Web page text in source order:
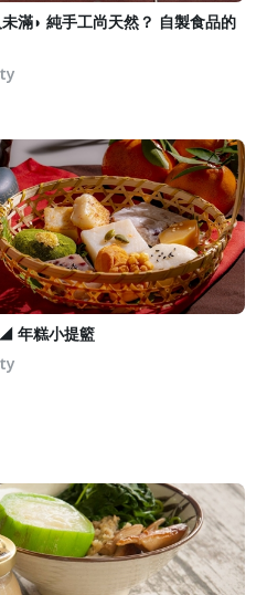
滿◗ 純手工尚天然？ 自製食品的
年糕小提籃